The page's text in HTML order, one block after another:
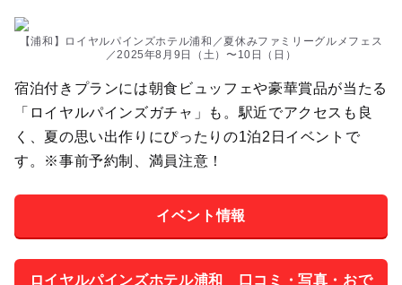
【浦和】ロイヤルパインズホテル浦和／夏休みファミリーグルメフェス
／2025年8月9日（土）〜10日（日）
宿泊付きプランには朝食ビュッフェや豪華賞品が当たる
「ロイヤルパインズガチャ」も。駅近でアクセスも良
く、夏の思い出作りにぴったりの1泊2日イベントで
す。※事前予約制、満員注意！
イベント情報
ロイヤルパインズホテル浦和 口コミ・写真・おで